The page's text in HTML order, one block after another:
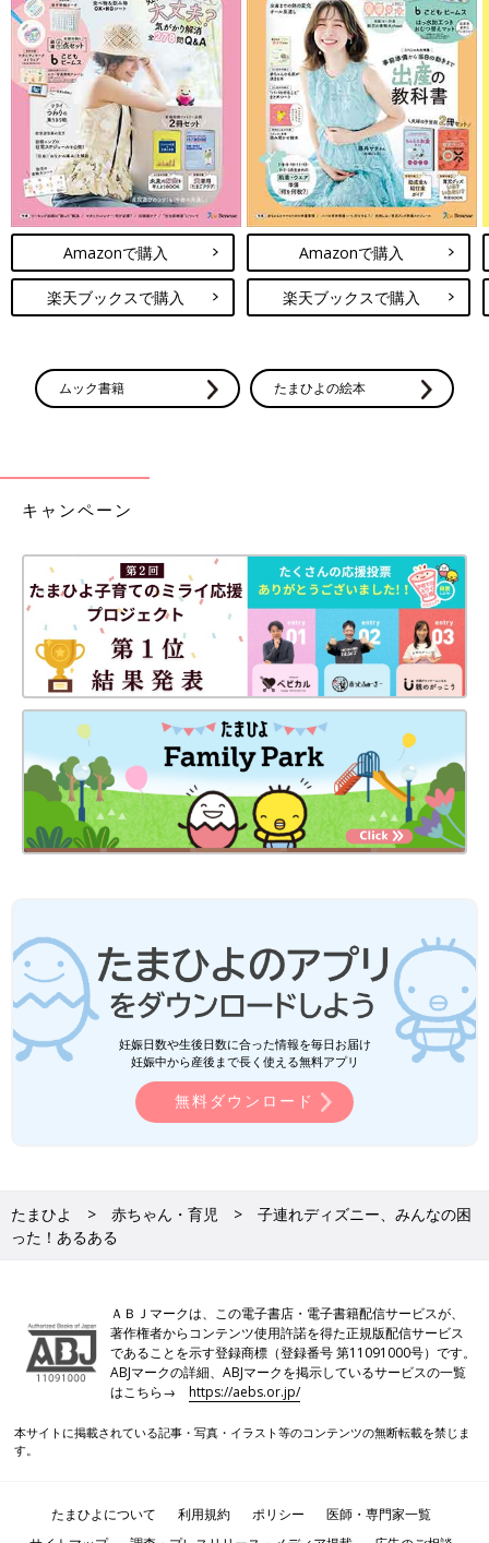
Amazonで購入
楽天ブックスで購入
Amazonで購入
楽天ブックスで購入
ムック書籍 たまひよの絵本
キャンペーン
妊娠日数や生後日数に合った情報を毎日お届け
妊娠中から産後まで長く使える無料アプリ
無料ダウンロード
たまひよ 赤ちゃん・育児
子連れディズニー、みんなの困
った！あるある
ＡＢＪマークは、この電子書店・電子書籍配信サービスが、
著作権者からコンテンツ使用許諾を得た正規版配信サービス
であることを示す登録商標（登録番号 第11091000号）です。
ABJマークの詳細、ABJマークを掲示しているサービスの一覧
はこちら→https://aebs.or.jp/
本サイトに掲載されている記事・写真・イラスト等のコンテンツの無断転載を禁じま
す。
たまひよについて 利用規約 ポリシー
医師・専門家一覧